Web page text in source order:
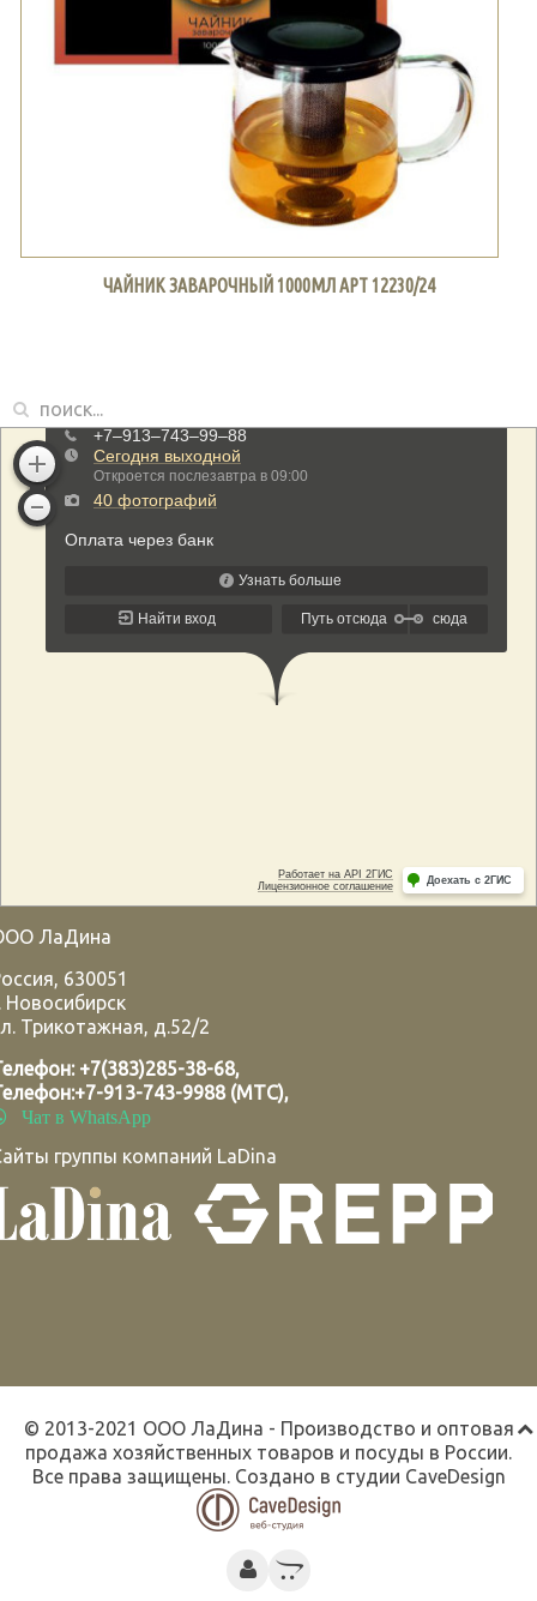
ЧАЙНИК ЗАВАРОЧНЫЙ 1000МЛ АРТ 12230/24
ЛаДина
, 630051
Новосибирск
Трикотажная, д.52/2
+7(383)285-38-68,
+7-913-743-9988 (МТС),
Чат в WhatsApp
группы компаний LaDina
© 2013-2021 ООО ЛаДина - Производство и оптовая
продажа хозяйственных товаров и посуды в России.
Все права защищены. Создано в студии CaveDesign